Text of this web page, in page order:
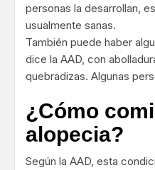
personas la desarrollan,
usualmente sanas.
También puede haber
dice la AAD, con
quebradizas. Algunas
¿Cómo
alopecia?
Según la AAD, esta